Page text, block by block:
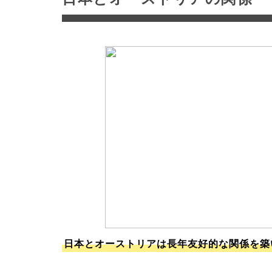
日本とオーストリアは長年友好的な関係を